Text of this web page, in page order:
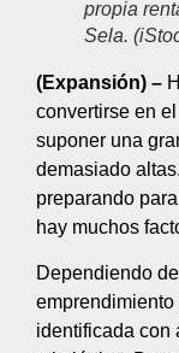
propia
Sela.
(Expansión) –
convertirse en
suponer una
demasiado
preparando
hay muchos
Dependiendo
identificada con